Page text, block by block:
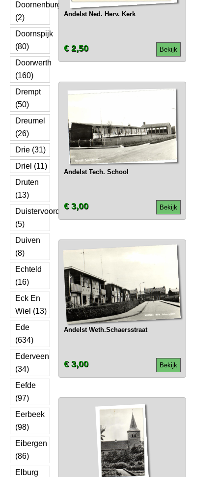
Doornenburg
(2)
Doornspijk
(80)
Doorwerth
(160)
Drempt
(50)
Dreumel
(26)
Drie (31)
Driel (11)
Druten
(13)
Duistervoorde
(5)
Duiven
(8)
Echteld
(16)
Eck En
Wiel (13)
Ede
(634)
Ederveen
(34)
Eefde
(97)
Eerbeek
(98)
Eibergen
(86)
Elburg
Andelst Ned. Herv. Kerk
Bekijk
€ 2,50
Andelst Tech. School
Bekijk
€ 3,00
Andelst Weth.Schaersstraat
Bekijk
€ 3,00